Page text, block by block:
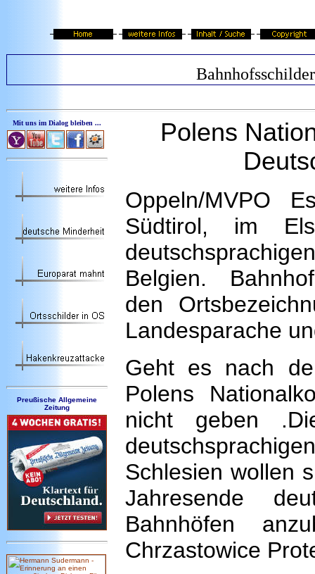
Bahnhofsschilder
Mit uns im Dialog bleiben ...
Preußische Allgemeine
Zeitung
Polens
Oppeln/MVPO
Südtirol, im
Belgien.
den
Landesparache
Geht es nach
Polens
nicht geben
Schlesien wollen
Jahresende
Bahnhöfen
Chrzastowice